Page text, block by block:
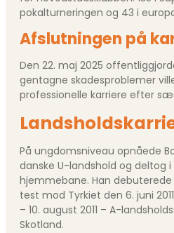
pokalturneringen og 43 i
Afslutningen på
Den 22. maj 2025
gentagne skadesproblemer
professionelle karriere efter
På ungdomsniveau opnåede
danske U-landshold og deltog i
hjemmebane. Han debuterede
test mod Tyrkiet den 6. juni
– 10. august 2011 – A-
Skotland.